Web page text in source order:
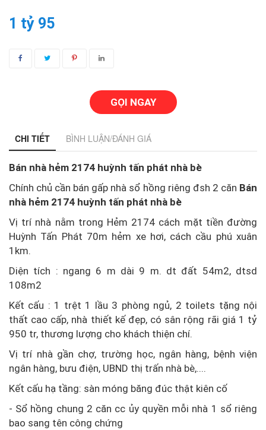
1 tỷ 95
GỌI NGAY
CHI TIẾT BÌNH LUẬN/ĐÁNH GIÁ
Bán nhà hẻm 2174 huỳnh tấn phát nhà bè
Chính chủ cần bán gấp nhà sổ hồng riêng đsh 2 căn Bán
nhà hẻm 2174 huỳnh tấn phát nhà bè
Vị trí nhà nằm trong Hẻm 2174 cách mặt tiền đường
Huỳnh Tấn Phát 70m hẻm xe hơi, cách cầu phú xuân
1km.
Diện tích : ngang 6 m dài 9 m. dt đất 54m2, dtsd
108m2
Kết cấu : 1 trệt 1 lầu 3 phòng ngủ, 2 toilets tặng nội
thất cao cấp, nhà thiết kế đẹp, có sân rộng rãi giá 1 tỷ
950 tr, thương lượng cho khách thiện chí.
Vị trí nhà gần chợ, trường học, ngân hàng, bệnh viện
ngân hàng, bưu điện, UBND thị trấn nhà bè,....
Kết cấu hạ tầng: sàn móng băng đúc thật kiên cố
- Sổ hồng chung 2 căn cc ủy quyền mỗi nhà 1 sổ riêng
bao sang tên công chứng